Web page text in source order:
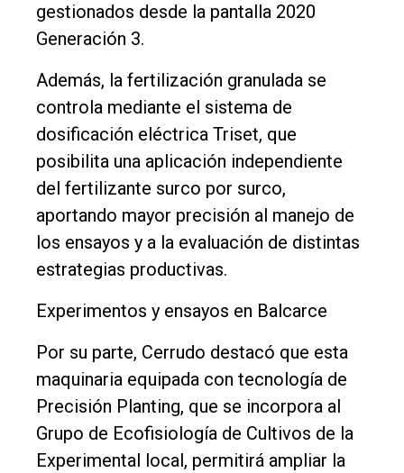
gestionados desde la pantalla 2020
Generación 3.
Además, la fertilización granulada se
controla mediante el sistema de
dosificación eléctrica Triset, que
posibilita una aplicación independiente
del fertilizante surco por surco,
aportando mayor precisión al manejo de
los ensayos y a la evaluación de distintas
estrategias productivas.
Experimentos y ensayos en Balcarce
Por su parte, Cerrudo destacó que esta
maquinaria equipada con tecnología de
Precisión Planting, que se incorpora al
Grupo de Ecofisiología de Cultivos de la
Experimental local, permitirá ampliar la